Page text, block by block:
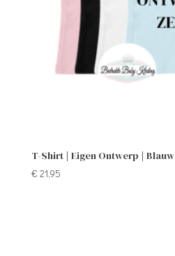
T-Shirt | Eigen Ontwerp | Blauw
€ 21,95